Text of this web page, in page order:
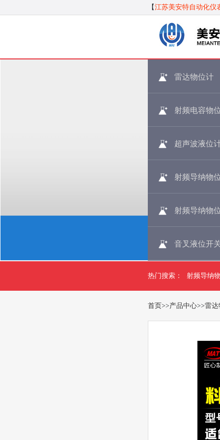
【江苏美安特自动化仪
雷达物位计
射频电容物
超声波液位
射频导纳物
射频导纳物
音叉液位开
热门搜索： 射频导纳
首页>>产品中心>>雷达